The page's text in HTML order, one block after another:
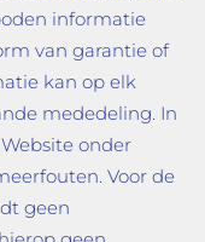
informatie
van garantie of
kan op elk
mededeling. In
onder
Voor de
geen